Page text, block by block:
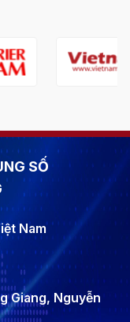
SỐ
Nam
Giang, Nguyễn